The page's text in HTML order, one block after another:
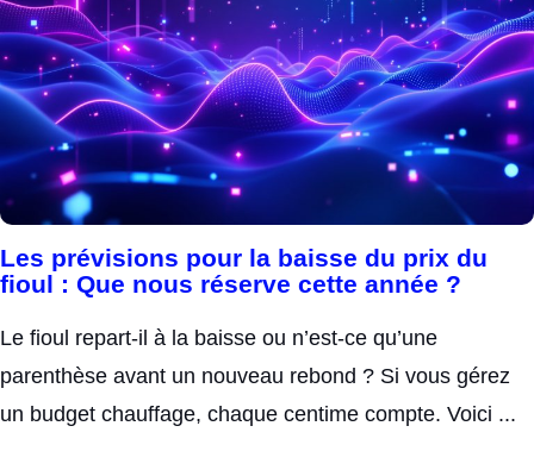
Les prévisions pour la baisse du prix du
fioul : Que nous réserve cette année ?
Le fioul repart-il à la baisse ou n’est-ce qu’une
parenthèse avant un nouveau rebond ? Si vous gérez
un budget chauffage, chaque centime compte. Voici ...